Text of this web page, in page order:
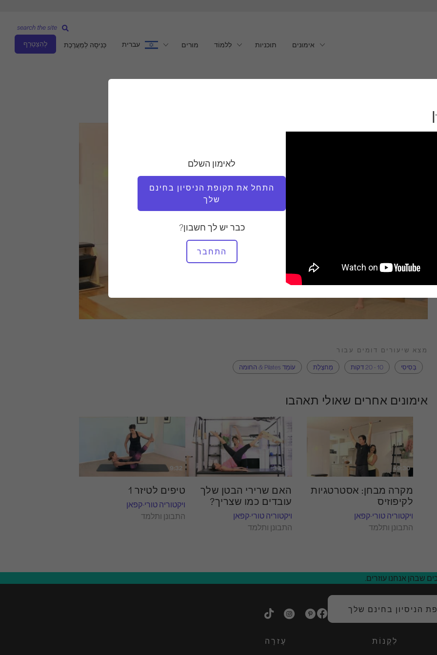
אימונים תוכניות לִלמוֹד מורים עברית כְּנִיסָה לַמַעֲרֶכֶת לְהִצְטַרֵף
search the site
לאימון השלם
התחל את תקופת הניסיון בחינם
שלך
כבר יש לך חשבון?
התחבר
מצא שיעורים דומים עבור
בְּסִיסִי
10 - 20 דקות מַחצֶלֶת עוֹמֵד Pilates & החומה
אימונים אחרים שאולי תאהבו
49:30
מקרה מבחן: אסטרטגיות
לקיפוזיס
ויקטוריה טורי-קפאן
התבונן ותלמד
36:22
האם שרירי הבטן שלך
עובדים כמו שצריך?
ויקטוריה טורי-קפאן
התבונן ותלמד
9:32
טיפים לטיזר 1
ויקטוריה טורי-קפאן
התבונן ותלמד
שבהן אנחנו עוזרים.
הניסיון בחינם שלך
לִקְנוֹת עֶזרָה